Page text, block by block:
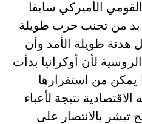
الأميركي سابقا
للعام الجاري 2023 تحت عنوان «لا بد من تجنب حرب طويلة
هدنة طويلة الأمد وأن
لأن أوكرانيا بدأت
يمكن من استقرارها
نتيجة لأعباء
تبشر بالانتصار على